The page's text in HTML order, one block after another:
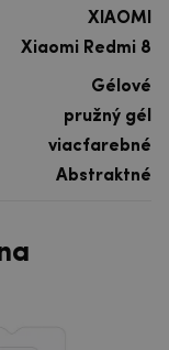
XIAOMI
Xiaomi Redmi 8
Gélové
pružný gél
viacfarebné
Abstraktné